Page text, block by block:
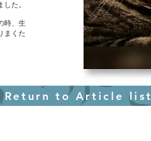
た。
時、生
まくた
Return to Article list